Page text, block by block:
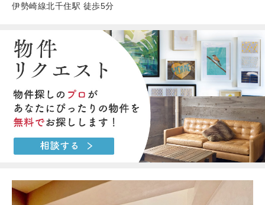
伊勢崎線北千住駅 徒歩5分